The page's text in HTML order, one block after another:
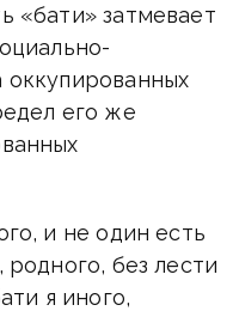
«бати» затмевает
оккупированных
его же
и не один есть
без лести
я иного,